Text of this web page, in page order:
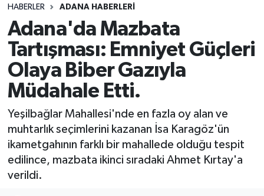
HABERLER ADANA HABERLERI
Adana'da Mazbata
Tartışması: Emniyet Güçleri
Olaya Biber Gazıyla
Müdahale Etti.
Yeşilbağlar Mahallesi'nde en fazla oy alan ve
muhtarlık seçimlerini kazanan İsa Karagöz'ün
ikametgahının farklı bir mahallede olduğu tespit
edilince, mazbata ikinci sıradaki Ahmet Kırtay'a
verildi.
Eğitim
Siyaset
Ekonomi
Kadın
Magazin
Yaşam
Tüm Manşetler
Son Dakika Haberleri
Haber Arşivi